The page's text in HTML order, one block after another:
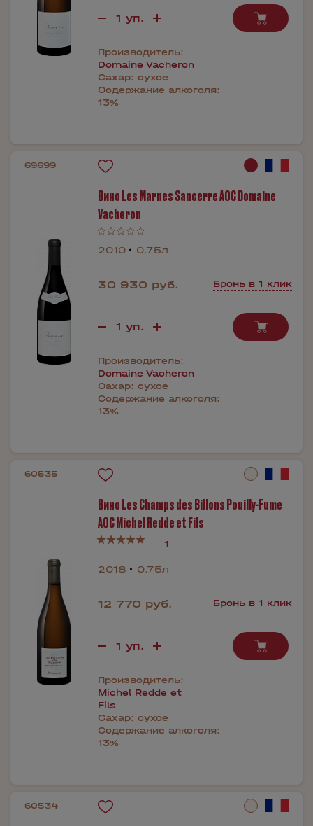
Производитель:
Domaine Vacheron
Сахар: сухое
Содержание алкоголя:
13%
69699
Вино Les Marnes Sancerre AOC Domaine
Vacheron
2010 0.75л
30 930 руб. Бронь в 1 клик
Производитель:
Domaine Vacheron
Сахар: сухое
Содержание алкоголя:
13%
60535
Вино Les Champs des Billons Pouilly-Fume
AOC Michel Redde et Fils
1
2018 0.75л
12 770 руб. Бронь в 1 клик
Производитель:
Michel Redde et
Fils
Сахар: сухое
Содержание алкоголя:
13%
60534